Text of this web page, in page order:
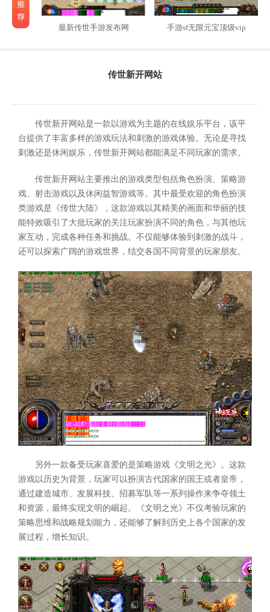
最新传世手游发布网 手游sf无限元宝顶级vip
传世新开网站
传世新开网站是一款以游戏为主题的在线娱乐平台，该平
台提供了丰富多样的游戏玩法和刺激的游戏体验。无论是寻找
刺激还是休闲娱乐，传世新开网站都能满足不同玩家的需求。
传世新开网站主要推出的游戏类型包括角色扮演、策略游
戏、射击游戏以及休闲益智游戏等。其中最受欢迎的角色扮演
类游戏是《传世大陆》，这款游戏以其精美的画面和华丽的技
能特效吸引了大批玩家的关注玩家扮演不同的角色，与其他玩
家互动，完成各种任务和挑战。不仅能够体验到刺激的战斗，
还可以探索广阔的游戏世界，结交各国不同背景的玩家朋友。
另外一款备受玩家喜爱的是策略游戏《文明之光》。这款
游戏以历史为背景，玩家可以扮演古代国家的国王或者皇帝，
通过建造城市、发展科技、招募军队等一系列操作来争夺领土
和资源，最终实现文明的崛起。《文明之光》不仅考验玩家的
策略思维和战略规划能力，还能够了解到历史上各个国家的发
展过程，增长知识。